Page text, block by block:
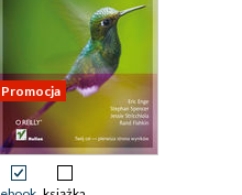
Promocja